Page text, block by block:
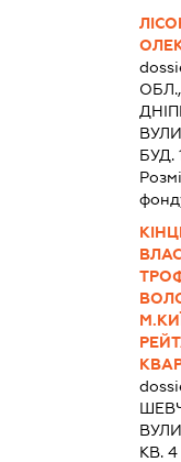
БУД.
КВ. 4